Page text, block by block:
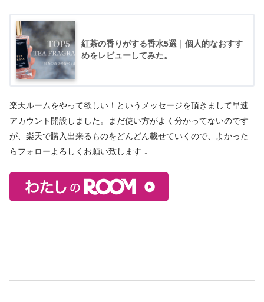
紅茶の香りがする香水5選｜個人的なおすす
めをレビューしてみた。
楽天ルームをやって欲しい！というメッセージを頂きまして早速
アカウント開設しました。まだ使い方がよく分かってないのです
が、楽天で購入出来るものをどんどん載せていくので、よかった
らフォローよろしくお願い致します ↓